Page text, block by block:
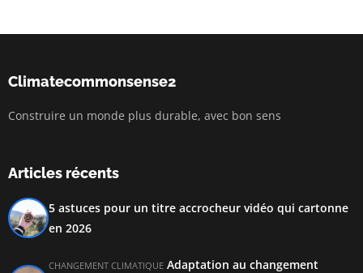
Climatecommonsense2
Construire un monde plus durable, avec bon sens
Articles récents
5 astuces pour un titre accrocheur vidéo qui cartonne
en 2026
CHANGEMENT CLIMATIQUE Adaptation au changement